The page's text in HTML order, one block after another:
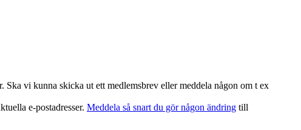
vi kunna skicka ut ett medlemsbrev eller meddela någon om t ex
e-postadresser. Meddela så snart du gör någon ändring till